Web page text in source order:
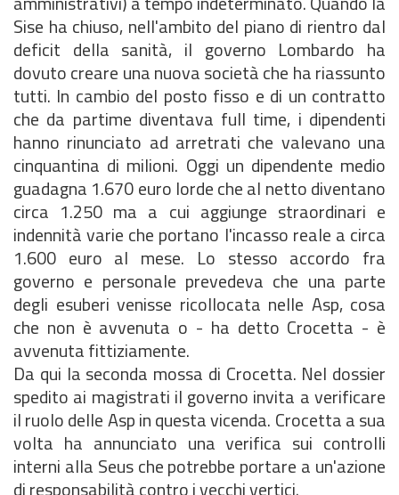
Sise ha chiuso, nell'ambito del piano di rientro dal
deficit della sanità, il governo Lombardo ha
dovuto creare una nuova società che ha riassunto
tutti. In cambio del posto fisso e di un contratto
che da partime diventava full time, i dipendenti
hanno rinunciato ad arretrati che valevano una
cinquantina di milioni. Oggi un dipendente medio
guadagna 1.670 euro lorde che al netto diventano
circa 1.250 ma a cui aggiunge straordinari e
indennità varie che portano l'incasso reale a circa
1.600 euro al mese. Lo stesso accordo fra
governo e personale prevedeva che una parte
degli esuberi venisse ricollocata nelle Asp, cosa
che non è avvenuta o - ha detto Crocetta - è
avvenuta fittiziamente.
Da qui la seconda mossa di Crocetta. Nel dossier
spedito ai magistrati il governo invita a verificare
il ruolo delle Asp in questa vicenda. Crocetta a sua
volta ha annunciato una verifica sui controlli
interni alla Seus che potrebbe portare a un'azione
di responsabilità contro i vecchi vertici.